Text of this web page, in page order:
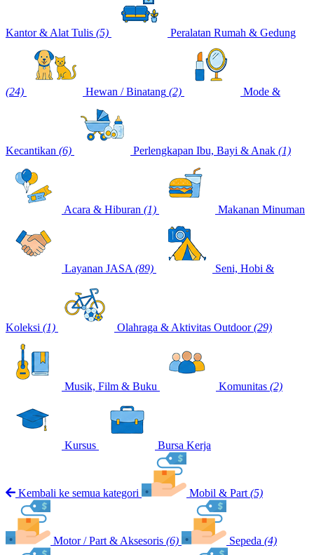
Kantor & Alat Tulis (5) Peralatan Rumah & Gedung
(24) Hewan / Binatang (2) Mode &
Kecantikan (6) Perlengkapan Ibu, Bayi & Anak (1)
Acara & Hiburan (1) Makanan Minuman
Layanan JASA (89) Seni, Hobi &
Koleksi (1) Olahraga & Aktivitas Outdoor (29)
Musik, Film & Buku Komunitas (2)
Kursus Bursa Kerja
Kembali ke semua kategori Mobil & Part (5)
Motor / Part & Aksesoris (6) Sepeda (4)